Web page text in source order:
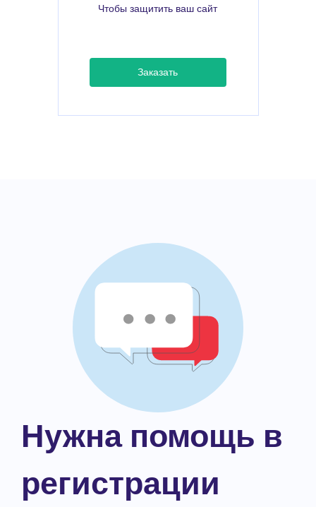
Чтобы защитить ваш сайт
Заказать
Нужна помощь в
регистрации